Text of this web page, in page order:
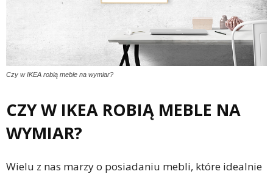
Czy w IKEA robią meble na wymiar?
CZY W IKEA ROBIĄ MEBLE NA
WYMIAR?
Wielu z nas marzy o posiadaniu mebli, które idealnie